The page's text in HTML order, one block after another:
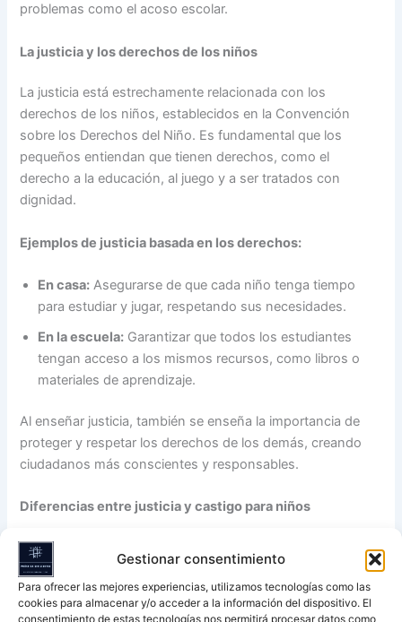
Gestionar consentimiento
Para ofrecer las mejores experiencias, utilizamos tecnologías como las
cookies para almacenar y/o acceder a la información del dispositivo. El
consentimiento de estas tecnologías nos permitirá procesar datos como
problemas como el acoso escolar.
La justicia y los derechos de los niños
La justicia está estrechamente relacionada con los
derechos de los niños, establecidos en la Convención
sobre los Derechos del Niño. Es fundamental que los
pequeños entiendan que tienen derechos, como el
derecho a la educación, al juego y a ser tratados con
dignidad.
Ejemplos de justicia basada en los derechos:
En casa: Asegurarse de que cada niño tenga tiempo
para estudiar y jugar, respetando sus necesidades.
En la escuela: Garantizar que todos los estudiantes
tengan acceso a los mismos recursos, como libros o
materiales de aprendizaje.
Al enseñar justicia, también se enseña la importancia de
proteger y respetar los derechos de los demás, creando
ciudadanos más conscientes y responsables.
Diferencias entre justicia y castigo para niños
A menudo, los niños pueden confundir justicia con castigo.
Es importante enseñarles que la justicia busca solucionar
problemas y restaurar el equilibrio, mientras que el castigo
simplemente impone consecuencias.